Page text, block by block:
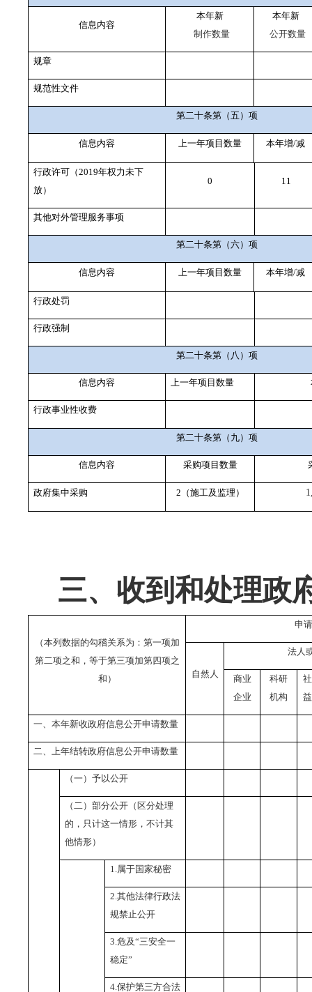
信息内容
本年新
制作数量
本年新
公开数量
规章
规范性文件
第二十条第（五）项
信息内容 上一年项目数量 本年增/减
行政许可（2019年权力未下
放）
0 11
其他对外管理服务事项
第二十条第（六）项
信息内容 上一年项目数量 本年增/减
行政处罚
行政强制
第二十条第（八）项
信息内容 上一年项目数量
行政事业性收费
第二十条第（九）项
信息内容 采购项目数量
政府集中采购 2 （施工及监理）
三、收到和处理政
（本列数据的勾稽关系为：第一项加
第二项之和，等于第三项加第四项之
和）
申
自然人
法人
商业
企业
科研
机构
一、本年新收政府信息公开申请数量
二、上年结转政府信息公开申请数量
（一）予以公开
（二）部分公开（区分处理
的，只计这一情形，不计其
他情形）
1.属于国家秘密
2.其他法律行政法
规禁止公开
3.危及“三安全一
稳定”
4.保护第三方合法